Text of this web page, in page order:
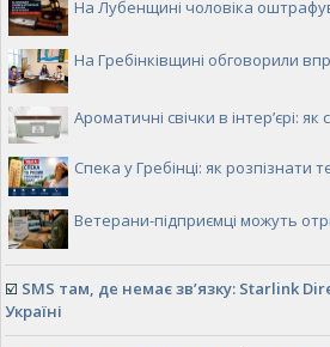
На Лубенщині чоловіка
На Гребінківщині обговорили
Ароматичні свічки в інтер’єрі:
Спека у Гребінці: як розпізнати
Ветерани-підприємці можуть
☑️ SMS там, де немає зв’язку: Starlink
Україні